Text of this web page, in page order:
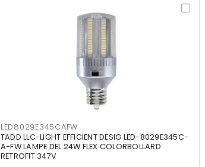
LED8029E345CAFW
TADD LLC-LIGHT EFFICIENT DESIG LED-8029E345C-
A-FW LAMPE DEL 24W FLEX COLORBOLLARD
RETROFIT 347V